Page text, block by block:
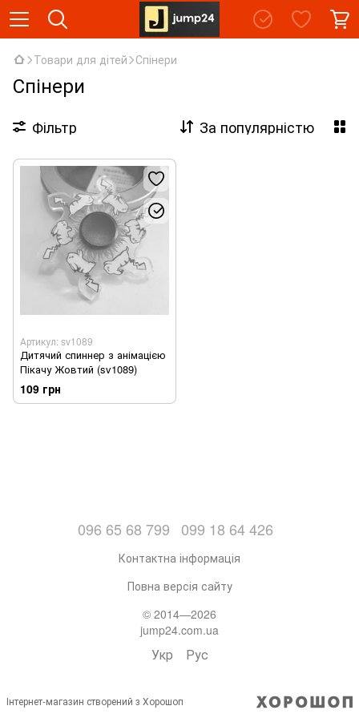
Товари для дітей Спінери
Спінери
Фільтр За популярністю
Артикул: sv1089
Дитячий спиннер з анімацією
Пікачу Жовтий (sv1089)
109 грн
096 65 68 799 099 18 64 426
Контактна інформація
Повна версія сайту
© 2014—2026
jump24.com.ua
Укр Рус
Інтернет-магазин створений з Хорошоп